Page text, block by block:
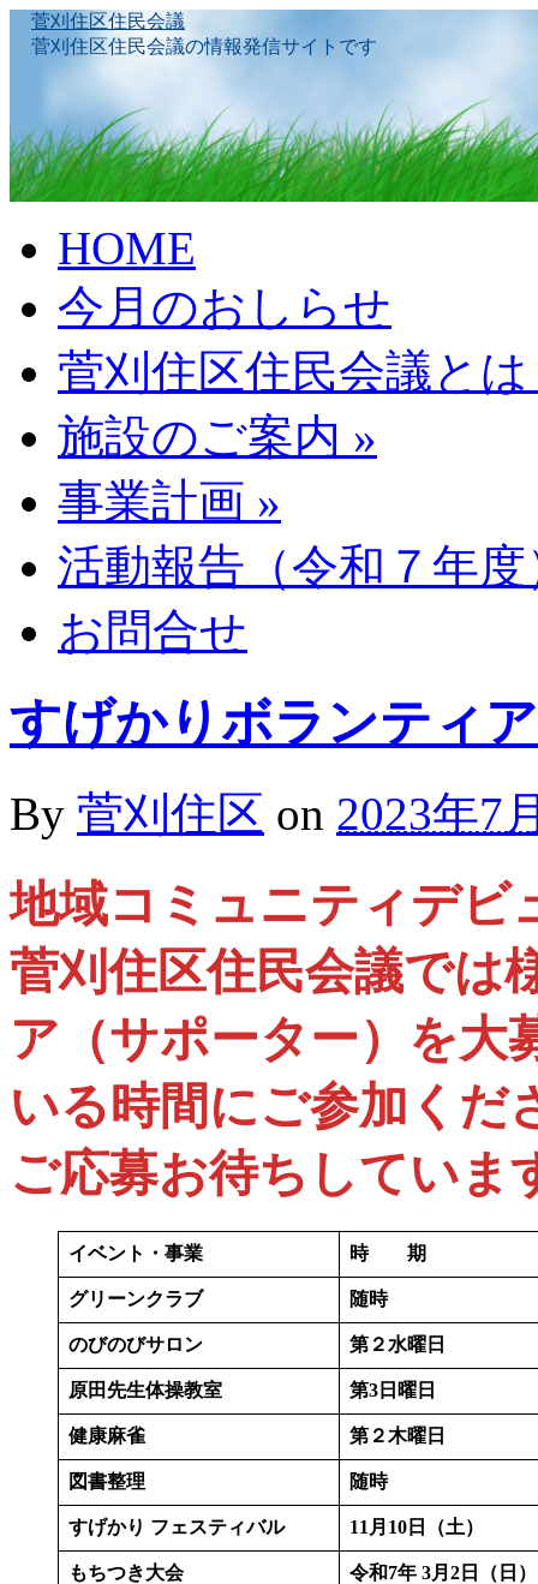
菅刈住区住民会議
菅刈住区住民会議の情報発信サイトです
to
contentHOME
今月のおしらせ
菅刈住区住民会議と
施設のご案内 »
事業計画 »
活動報告（令和７年度
お問合せ
すげかりボランティ
By 菅刈住区 on 2023年7
地域コミュニティデビ
菅刈住区住民会議では
ア（サポーター）を大
いる時間にご参加くだ
ご応募お待ちしていま
イベント・事業 時 期
グリーンクラブ 随時
のびのびサロン 第２水曜日
原田先生体操教室 第3日曜日
健康麻雀 第２木曜日
図書整理 随時
すげかり フェスティバル 11 月10日（土）
もちつき大会 令和7年 3月2 日（日）